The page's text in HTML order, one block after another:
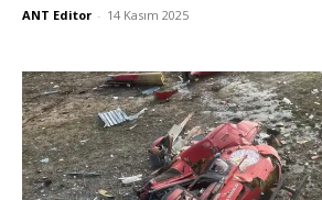
ANT Editor - 14 Kasım 2025